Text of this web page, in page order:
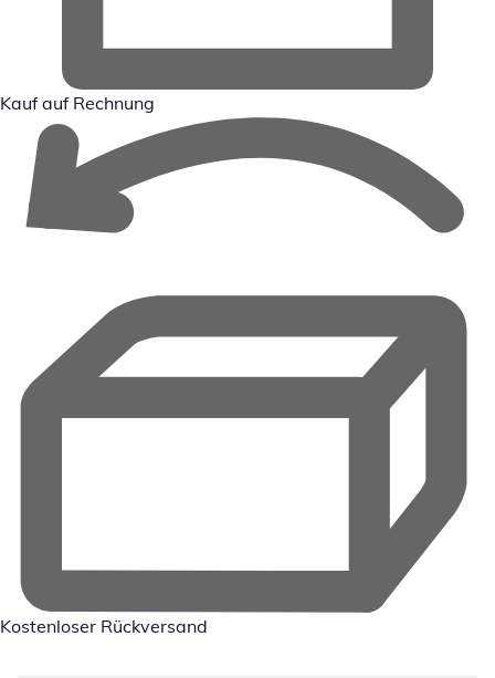
Kauf auf Rechnung
Kostenloser Rückversand